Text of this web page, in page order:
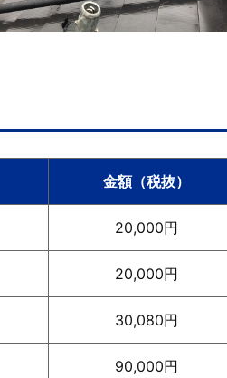
金額（税抜）
20,000円
20,000円
30,080円
90,000円